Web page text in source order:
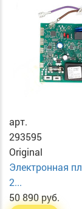
арт.
293595
Original
Электронная
2...
50 890 руб.